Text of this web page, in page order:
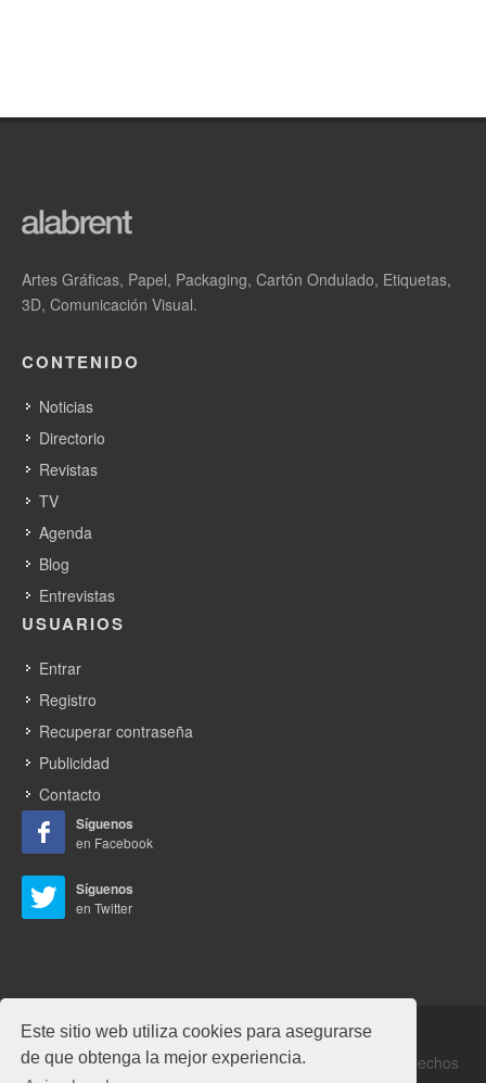
Este sitio web utiliza cookies para asegurarse
de que obtenga la mejor experiencia.
Artes Gráficas, Papel, Packaging, Cartón Ondulado, Etiquetas,
3D, Comunicación Visual.
CONTENIDO
Noticias
Directorio
Revistas
TV
Agenda
Blog
Entrevistas
USUARIOS
Entrar
Registro
Recuperar contraseña
Publicidad
Contacto
Síguenos
en Facebook
Síguenos
en Twitter
Copyrights © 2026 Alabrent Ediciones, SL. Todos los derechos